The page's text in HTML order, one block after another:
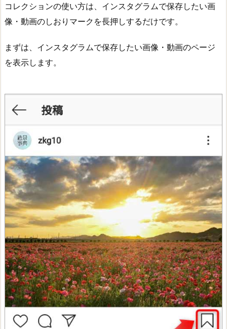
コレクションの使い方は、インスタグラムで保存したい画
像・動画のしおりマークを長押しするだけです。
まずは、インスタグラムで保存したい画像・動画のページ
を表示します。